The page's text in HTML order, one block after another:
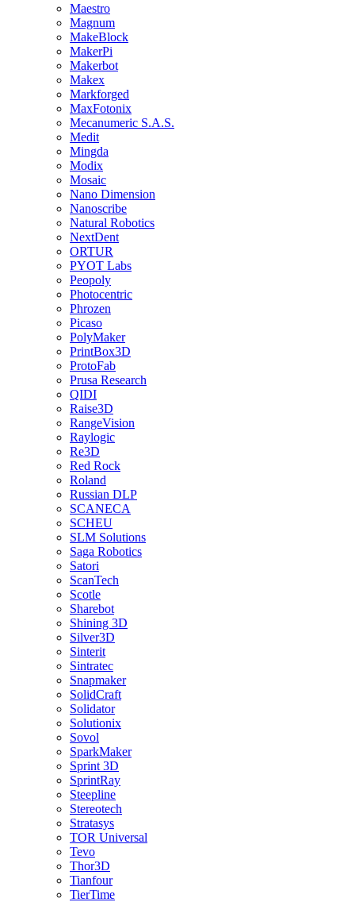
Maestro
Magnum
MakeBlock
MakerPi
Makerbot
Makex
Markforged
MaxFotonix
Mecanumeric S.A.S.
Medit
Mingda
Modix
Mosaic
Nano Dimension
Nanoscribe
Natural Robotics
NextDent
ORTUR
PYOT Labs
Peopoly
Photocentric
Phrozen
Picaso
PolyMaker
PrintBox3D
ProtoFab
Prusa Research
QIDI
Raise3D
RangeVision
Raylogic
Re3D
Red Rock
Roland
Russian DLP
SCANECA
SCHEU
SLM Solutions
Saga Robotics
Satori
ScanTech
Scotle
Sharebot
Shining 3D
Silver3D
Sinterit
Sintratec
Snapmaker
SolidCraft
Solidator
Solutionix
Sovol
SparkMaker
Sprint 3D
SprintRay
Steepline
Stereotech
Stratasys
TOR Universal
Tevo
Thor3D
Tianfour
TierTime